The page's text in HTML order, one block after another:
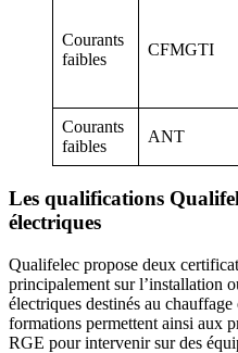
Courants
faibles
CFMGTI
Courants
faibles
ANT
Les qualifications
électriques
Qualifelec propose deux
principalement sur l’installation
électriques destinés au
formations permettent ainsi aux
RGE pour intervenir sur des